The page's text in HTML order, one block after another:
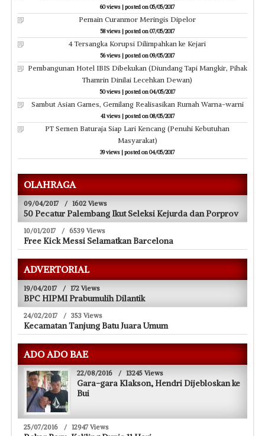
60 views |posted on 05/05/2017
Pemain Curanmor Meringis Dipelor
58 views|posted on 07/05/2017
4 Tersangka Korupsi Dilimpahkan ke Kejari
56 views|posted on 09/05/2017
Pembangunan Hotel IBIS Dibekukan (Diundang Tapi Mangkir, Pihak
Thamrin Dinilai Lecehkan Dewan)
50 views|posted on 04/05/2017
Sambut Asian Games, Gemilang Realisasikan Rumah Warna-warni
41 views|posted on 08/05/2017
PT Semen Baturaja Siap Lari Kencang (Penuhi Kebutuhan
Masyarakat)
39 views |posted on 04/05/2017
OLAHRAGA
09/04/2017 / 1602 Views
50 Pecatur Palembang Ikut Seleksi Kejurda dan Porprov
10/01/2017 / 6539 Views
Free Kick Messi Selamatkan Barcelona
ADVERTORIAL
19/04/2017 / 172 Views
BPC HIPMI Prabumulih Dilantik
24/02/2017 / 353 Views
Kecamatan Tanjung Batu Juara Umum
ADO ADO BAE
22/08/2016 / 13245 Views
Gara-gara Klakson, Hendri Dijebloskan ke
Bui
25/07/2016 / 12947 Views